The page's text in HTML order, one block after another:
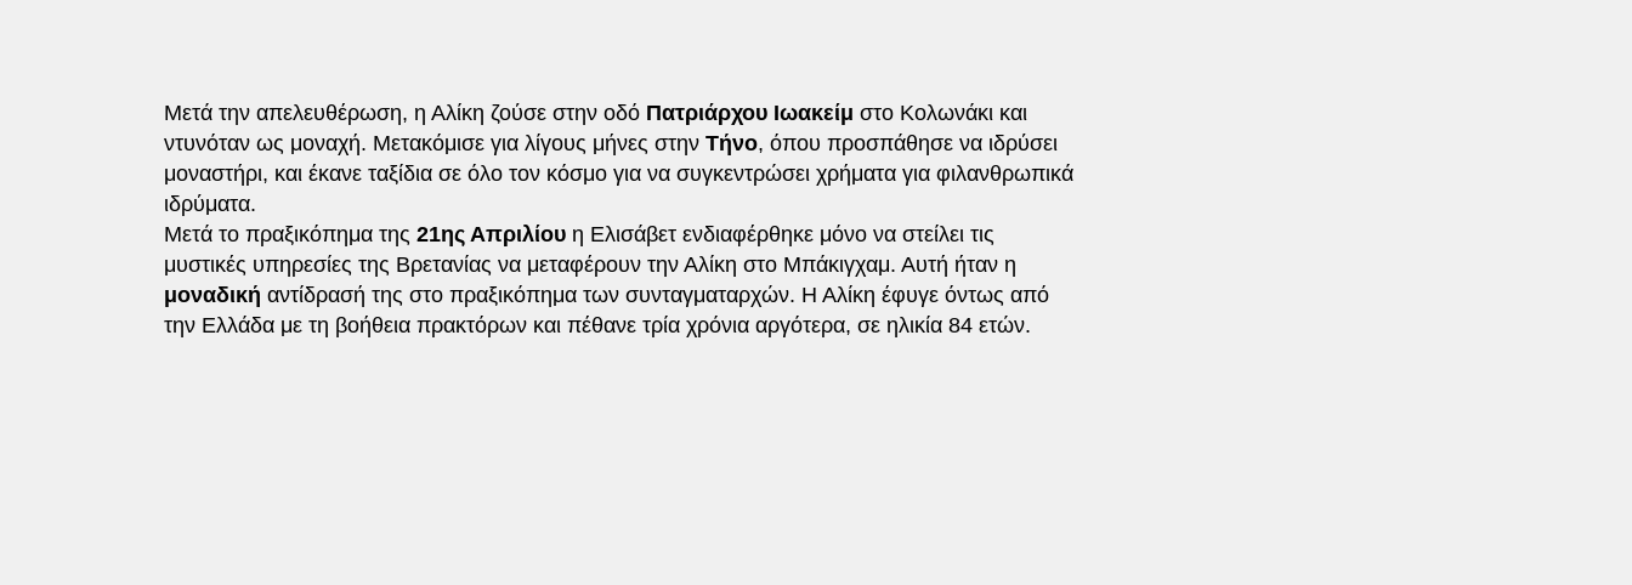
Μετά την απελευθέρωση, η Αλίκη ζούσε στην οδό Πατριάρχου Ιωακείμ στο Κολωνάκι και
ντυνόταν ως μοναχή. Μετακόμισε για λίγους μήνες στην Τήνο, όπου προσπάθησε να ιδρύσει
μοναστήρι, και έκανε ταξίδια σε όλο τον κόσμο για να συγκεντρώσει χρήματα για φιλανθρωπικά
ιδρύματα.
Μετά το πραξικόπημα της 21ης Απριλίου η Ελισάβετ ενδιαφέρθηκε μόνο να στείλει τις
μυστικές υπηρεσίες της Βρετανίας να μεταφέρουν την Αλίκη στο Μπάκιγχαμ. Αυτή ήταν η
μοναδική αντίδρασή της στο πραξικόπημα των συνταγματαρχών. Η Αλίκη έφυγε όντως από
την Ελλάδα με τη βοήθεια πρακτόρων και πέθανε τρία χρόνια αργότερα, σε ηλικία 84 ετών.